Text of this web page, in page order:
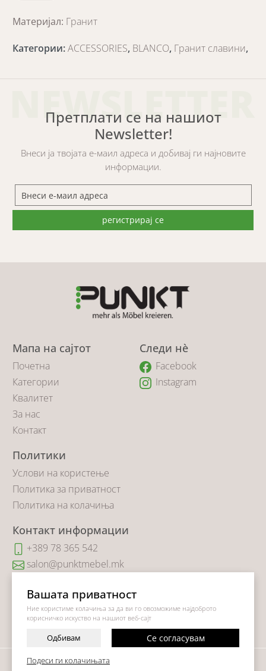
Вашата приватност
Ние користиме колачиња за да ви го овозможиме најдоброто
корисничко искуство на нашиот веб-сајт
Одбивам Се согласувам
Подеси ги колачињата
Материјал: Гранит
Категории:ACCESSORIES, BLANCO, Гранит славини,
NEWSLETTER
Претплати се на нашиот
Newsletter!
Внеси ја твојата е-маил адреса и добивај ги најновите
информации.
регистрирај се
Мапа на сајтот
Почетна
Категории
Квалитет
За нас
Контакт
Политики
Услови на користење
Политика за приватност
Политика на колачиња
Контакт информации
+389 78 365 542
salon@punktmebel.mk
Следи нè
Facebook
Instagram
©2026Vendor x